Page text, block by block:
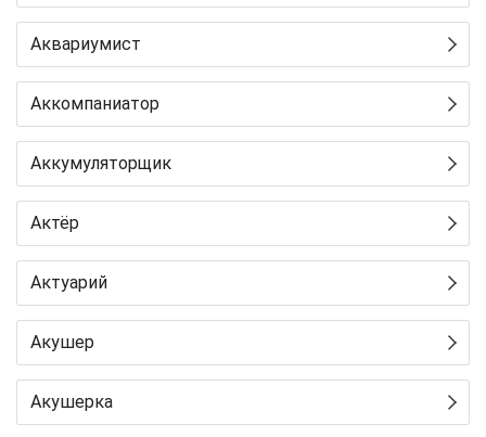
Аквариумист
Аккомпаниатор
Аккумуляторщик
Актёр
Актуарий
Акушер
Акушерка